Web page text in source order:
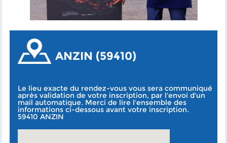
ANZIN (59410)
Le lieu exacte du rendez-vous vous sera communiqué
après validation de votre inscription, par l'envoi d'un
mail automatique. Merci de lire l'ensemble des
informations ci-dessous avant votre inscription.
59410 ANZIN